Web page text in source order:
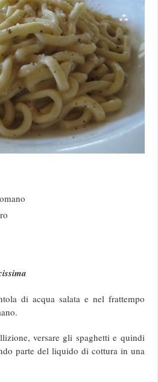
di acqua salata e nel frattempo
versare gli spaghetti e quindi
parte del liquido di cottura in una